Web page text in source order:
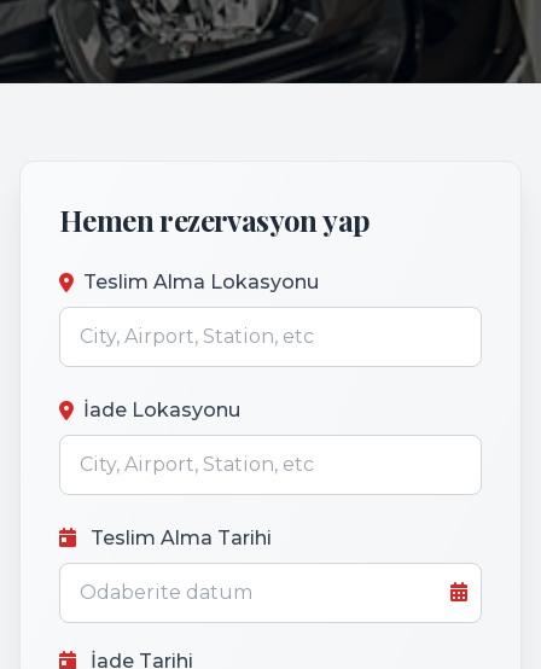
Hemen rezervasyon yap
Teslim Alma Lokasyonu
İade Lokasyonu
Teslim Alma Tarihi
İade Tarihi